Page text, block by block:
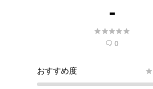
-

 0
おすすめ度 